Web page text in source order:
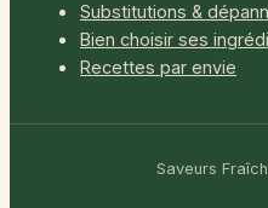
Substitutions &
Bien choisir ses
Recettes par envie
Saveurs